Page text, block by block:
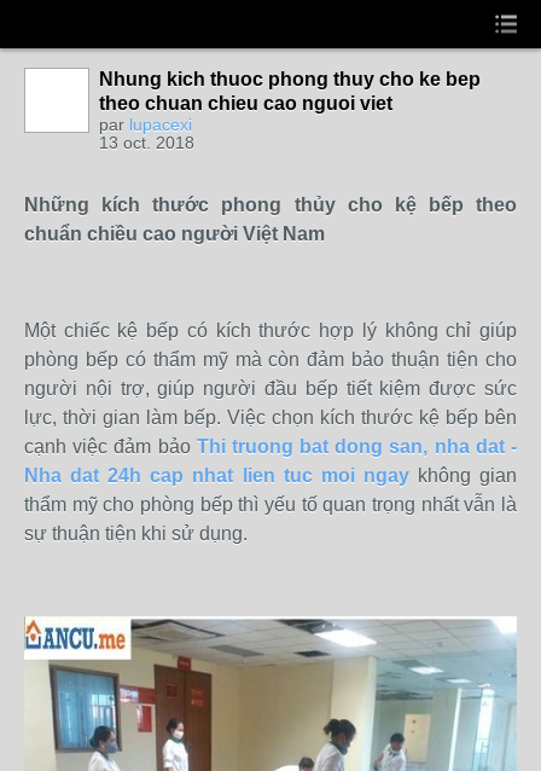
Nhung kich thuoc phong thuy cho ke bep
theo chuan chieu cao nguoi viet
par lupacexi
13 oct. 2018
Những kích thước phong thủy cho kệ bếp theo
chuẩn chiều cao người Việt Nam
Một chiếc kệ bếp có kích thước hợp lý không chỉ giúp
phòng bếp có thẩm mỹ mà còn đảm bảo thuận tiện cho
người nội trợ, giúp người đầu bếp tiết kiệm được sức
lực, thời gian làm bếp. Việc chọn kích thước kệ bếp bên
cạnh việc đảm bảo Thi truong bat dong san, nha dat -
Nha dat 24h cap nhat lien tuc moi ngaykhông gian
thẩm mỹ cho phòng bếp thì yếu tố quan trọng nhất vẫn là
sự thuận tiện khi sử dụng.